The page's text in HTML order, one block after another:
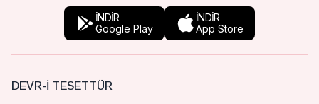
İNDİR
Google Play
İNDİR
App Store
DEVR-I TESETTÜR